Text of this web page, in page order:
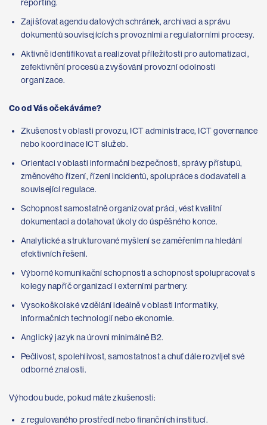
reporting.
Zajišťovat agendu datových schránek, archivaci a správu
dokumentů souvisejících s provozními a regulatorními procesy.
Aktivně identifikovat a realizovat příležitosti pro automatizaci,
zefektivnění procesů a zvyšování provozní odolnosti
organizace.
Co od Vás očekáváme?
Zkušenost v oblasti provozu, ICT administrace, ICT governance
nebo koordinace ICT služeb.
Orientaci v oblasti informační bezpečnosti, správy přístupů,
změnového řízení, řízení incidentů, spolupráce s dodavateli a
související regulace.
Schopnost samostatně organizovat práci, vést kvalitní
dokumentaci a dotahovat úkoly do úspěšného konce.
Analytické a strukturované myšlení se zaměřením na hledání
efektivních řešení.
Výborné komunikační schopnosti a schopnost spolupracovat s
kolegy napříč organizací i externími partnery.
Vysokoškolské vzdělání ideálně v oblasti informatiky,
informačních technologií nebo ekonomie.
Anglický jazyk na úrovni minimálně B2.
Pečlivost, spolehlivost, samostatnost a chuť dále rozvíjet své
odborné znalosti.
Výhodou bude, pokud máte zkušenosti:
z regulovaného prostředí nebo finančních institucí.